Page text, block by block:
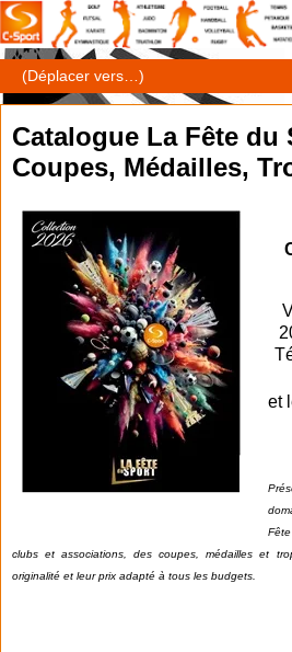
Catalogue La Fête du
Coupes, Médailles,
et
clubs et associations, des coupes, médailles et
originalité et leur prix adapté à tous les budgets.